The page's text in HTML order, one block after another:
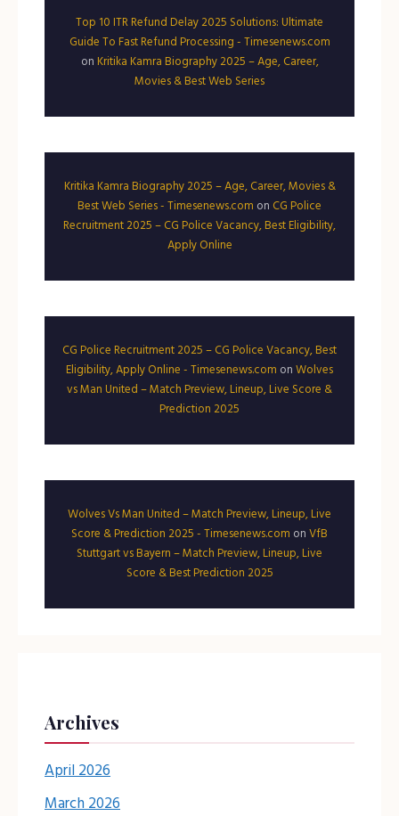
Top 10 ITR Refund Delay 2025 Solutions: Ultimate
Guide To Fast Refund Processing - Timesenews.com
on Kritika Kamra Biography 2025 – Age, Career,
Movies & Best Web Series
Kritika Kamra Biography 2025 – Age, Career, Movies &
Best Web Series - Timesenews.com on CG Police
Recruitment 2025 – CG Police Vacancy, Best Eligibility,
Apply Online
CG Police Recruitment 2025 – CG Police Vacancy, Best
Eligibility, Apply Online - Timesenews.com onWolves
vs Man United – Match Preview, Lineup, Live Score &
Prediction 2025
Wolves Vs Man United – Match Preview, Lineup, Live
Score & Prediction 2025 - Timesenews.com onVfB
Stuttgart vs Bayern – Match Preview, Lineup, Live
Score & Best Prediction 2025
Archives
April 2026
March 2026